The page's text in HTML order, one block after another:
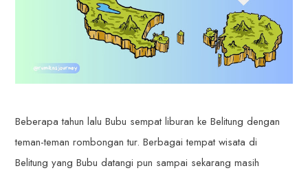
Beberapa tahun lalu Bubu sempat liburan ke Belitung dengan
teman-teman rombongan tur. Berbagai tempat wisata di
Belitung yang Bubu datangi pun sampai sekarang masih